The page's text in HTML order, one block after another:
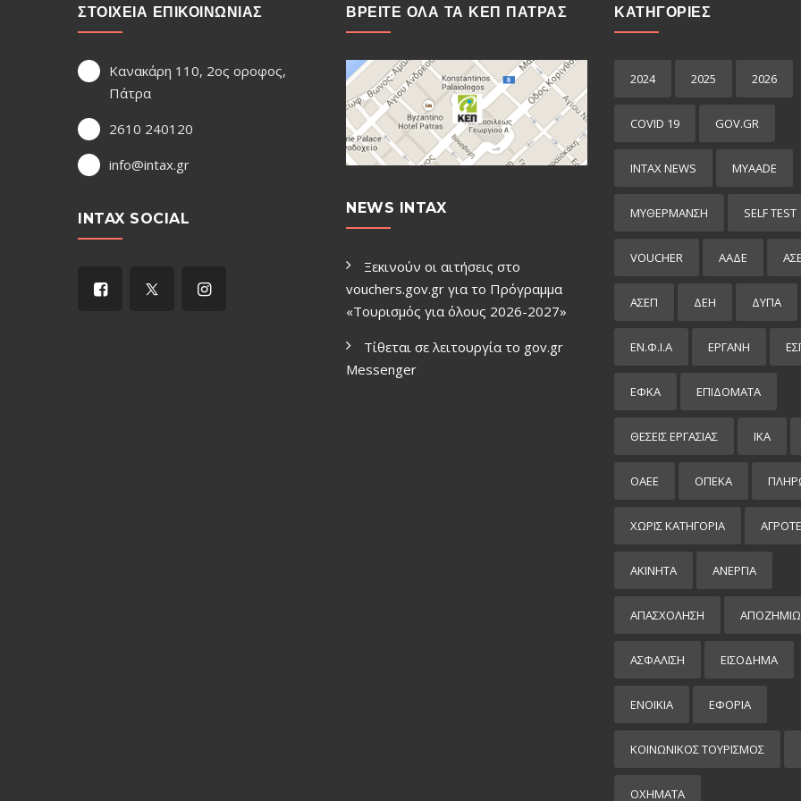
ΣΤΟΙΧΕΙΑ ΕΠΙΚΟΙΝΩΝΙΑΣ
Κανακάρη 110, 2ος οροφος,
Πάτρα
2610 240120
info@intax.gr
INTAX SOCIAL
ΒΡΕΙΤΕ ΟΛΑ ΤΑ ΚΕΠ ΠΑΤΡΑΣ
NEWS INTAX
Ξεκινούν οι αιτήσεις στο
vouchers.gov.gr για το Πρόγραμμα
«Τουρισμός για όλους 2026-2027»
Τίθεται σε λειτουργία το gov.gr
Μessenger
ΚΑΤΗΓΟΡΙΕΣ
2024 2025 2026
COVID 19 GOV.GR
INTAX NEWS MYAADE
MYΘΈΡΜΑΝΣΗ SELF TEST
VOUCHER ΑΑΔΕ
ΑΣΕΠ ΔΕΗ ΔΥΠΑ
ΕΝ.Φ.Ι.Α ΕΡΓΑΝΗ
ΕΦΚΑ ΕΠΙΔΌΜΑΤΑ
ΘΕΣΕΙΣ ΕΡΓΑΣΙΑΣ ΙΚΑ
ΟΑΕΕ ΟΠΕΚΑ
ΧΩΡΊΣ ΚΑΤΗΓΟΡΊΑ
ΑΚΙΝΗΤΑ ΑΝΕΡΓΙΑ
ΑΠΑΣΧΟΛΗΣΗ
ΑΣΦΑΛΙΣΗ ΕΙΣΌΔΗΜΑ
ΕΝΟΙΚΙΑ ΕΦΟΡΙΑ
ΚΟΙΝΩΝΙΚΟΣ ΤΟΥΡΙΣΜΟΣ
ΟΧΗΜΑΤΑ